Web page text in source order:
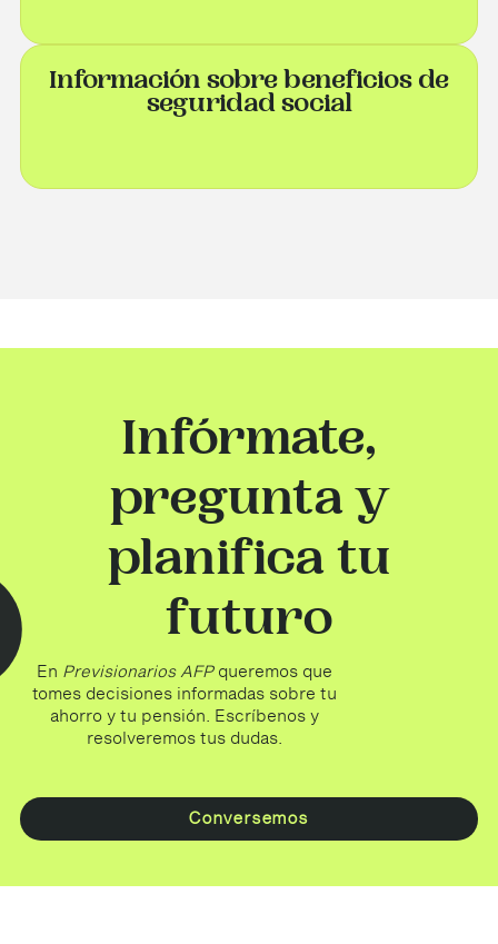
Información sobre beneficios de
seguridad social
Infórmate,
pregunta y
planifica tu
futuro
En Previsionarios AFPqueremos que
tomes decisiones informadas sobre tu
ahorro y tu pensión. Escríbenos y
resolveremos tus dudas.
Conversemos